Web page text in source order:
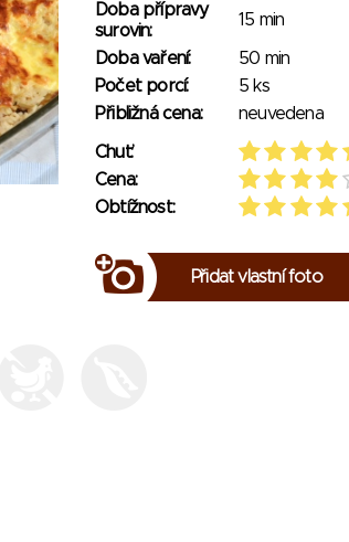
Doba přípravy
surovin:
15 min
Doba vaření:
50 min
Počet porcí:
5 ks
Přibližná cena:
neuvedena
Chuť:
Cena:
Obtížnost:
Přidat vlastní foto